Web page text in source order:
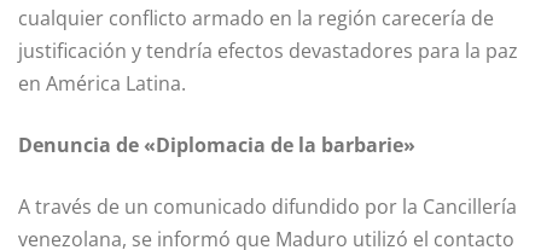
cualquier conflicto armado en la región carecería de
justificación y tendría efectos devastadores para la paz
en América Latina.
Denuncia de «Diplomacia de la barbarie»
A través de un comunicado difundido por la Cancillería
venezolana, se informó que Maduro utilizó el contacto